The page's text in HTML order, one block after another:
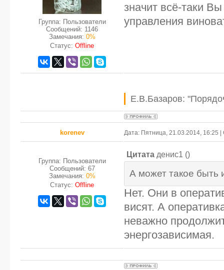
Группа: Пользователи
Сообщений: 1146
Замечания: 0%
Статус: Offline
значит всё-таки
управления
Е.В.Базаров:
korenev Дата: Пятница, 21.03.2014, 16:25
Группа: Пользователи
Сообщений: 67
Замечания: 0%
Статус: Offline
Цитата денис1 ()
А может такое быть
Нет. Они в
висят. А
неважно
энергозависимая.